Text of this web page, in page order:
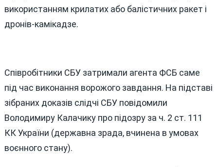
використанням крилатих або балістичних ракет і
дронів-камікадзе.
Співробітники СБУ затримали агента ФСБ саме
під час виконання ворожого завдання. На підставі
зібраних доказів слідчі СБУ повідомили
Володимиру Калачику про підозру за ч. 2 ст. 111
КК України (державна зрада, вчинена в умовах
воєнного стану).